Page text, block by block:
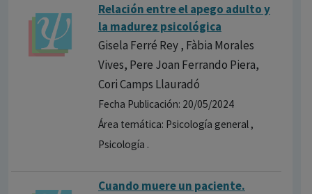
Relación entre el apego adulto y
la madurez psicológica
Gisela Ferré Rey , Fàbia Morales
Vives, Pere Joan Ferrando Piera,
Cori Camps Llauradó
Fecha Publicación: 20/05/2024
Área temática: Psicología general ,
Psicología .
Cuando muere un paciente.